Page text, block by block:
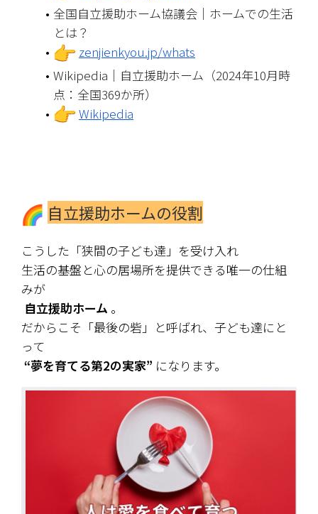
全国自立援助ホーム協議会｜ホームでの生活
とは？
zenjienkyou.jp/whats
Wikipedia｜自立援助ホーム（2024年10月時
点：全国369か所）
Wikipedia
自立援助ホームの役割
こうした「狭間の子ども達」を受け入れ
生活の基盤と心の居場所を提供できる唯一の仕組
みが
自立援助ホーム 。
だからこそ「最後の砦」と呼ばれ、子ども達にと
って
“夢を育てる第2の実家” になります。